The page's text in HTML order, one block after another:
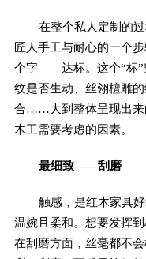
在整个私人定制的
匠人手工与耐心的一个
个字——达标。这个“标”
纹是否生动、丝翎檀雕
合……大到整体呈现出来
木工需要考虑的因素。
最细致——刮磨
触感，是红木家具
温婉且柔和。想要发挥
在刮磨方面，丝毫都不